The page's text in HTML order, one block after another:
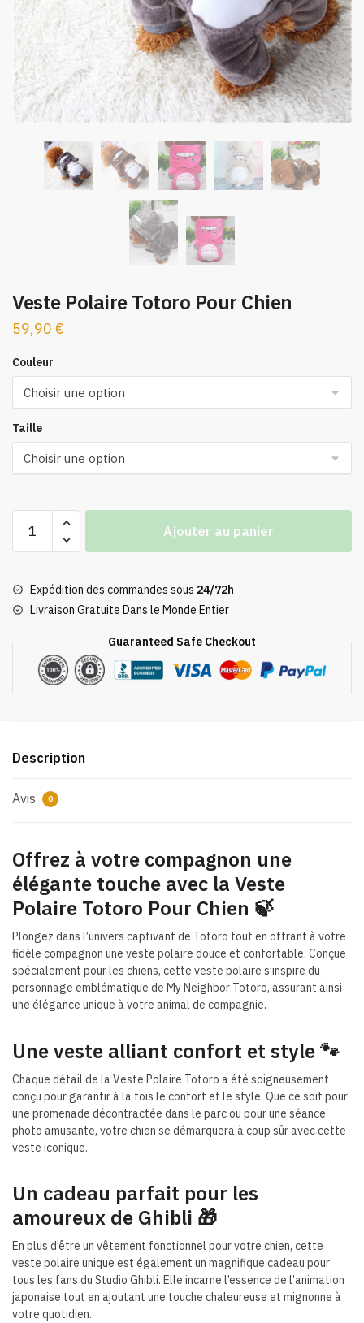
Veste Polaire Totoro Pour Chien
59,90 €
Couleur
Taille
Totoro
Pour
Ajouter au panier
Expédition des commandes sous 24/72h
Livraison Gratuite Dans le Monde Entier
Guaranteed Safe Checkout
Description
Avis 0
Offrez à votre compagnon une
élégante touche avec la Veste
Polaire Totoro Pour Chien 🍃
Plongez dans l’univers captivant de Totoro tout en offrant à votre
fidèle compagnon une veste polaire douce et confortable. Conçue
spécialement pour les chiens, cette veste polaire s’inspire du
personnage emblématique de My Neighbor Totoro, assurant ainsi
une élégance unique à votre animal de compagnie.
Une veste alliant confort et style 🐾
Chaque détail de la Veste Polaire Totoro a été soigneusement
conçu pour garantir à la fois le confort et le style. Que ce soit pour
une promenade décontractée dans le parc ou pour une séance
photo amusante, votre chien se démarquera à coup sûr avec cette
veste iconique.
Un cadeau parfait pour les
amoureux de Ghibli 🎁
En plus d’être un vêtement fonctionnel pour votre chien, cette
veste polaire unique est également un magnifique cadeau pour
tous les fans du Studio Ghibli. Elle incarne l’essence de l’animation
japonaise tout en ajoutant une touche chaleureuse et mignonne à
votre quotidien.